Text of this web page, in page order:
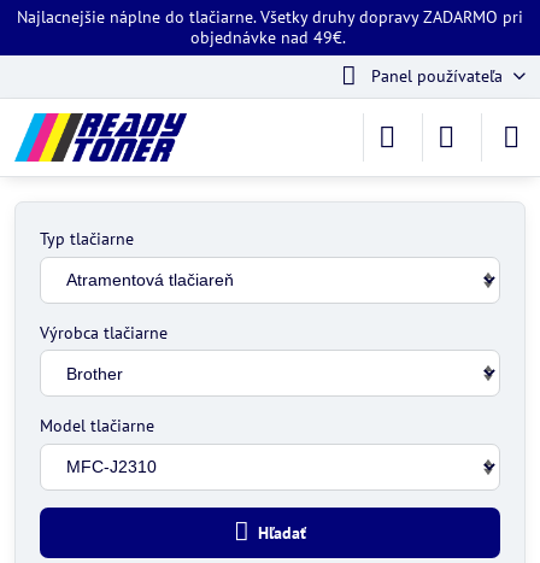
Najlacnejšie náplne do tlačiarne. Všetky druhy dopravy ZADARMO pri
objednávke nad 49€.
Panel používateľa
Typ tlačiarne
Výrobca tlačiarne
Model tlačiarne
Hľadať